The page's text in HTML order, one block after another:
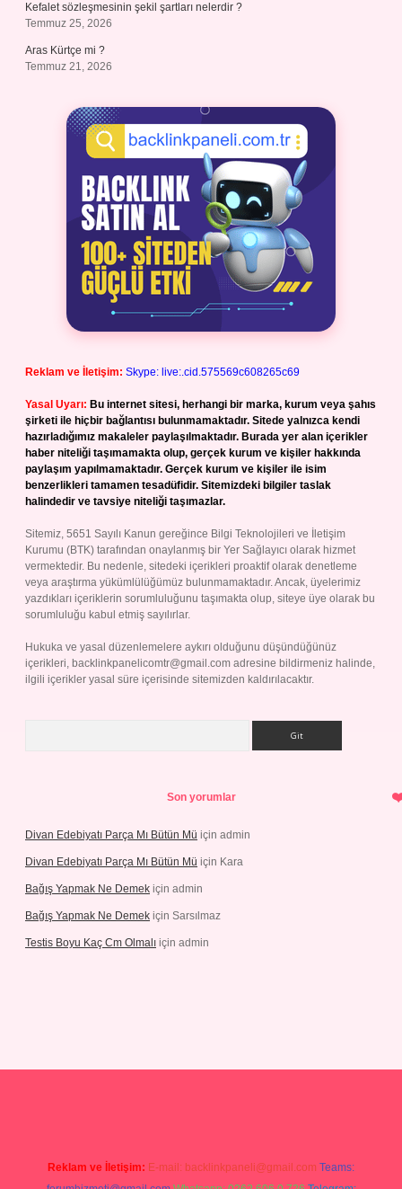
Kefalet sözleşmesinin şekil şartları nelerdir ?
Temmuz 25, 2026
Aras Kürtçe mi ?
Temmuz 21, 2026
Reklam ve İletişim: Skype: live:.cid.575569c608265c69
Yasal Uyarı: Bu internet sitesi, herhangi bir marka, kurum veya şahıs
şirketi ile hiçbir bağlantısı bulunmamaktadır. Sitede yalnızca kendi
hazırladığımız makaleler paylaşılmaktadır. Burada yer alan içerikler
haber niteliği taşımamakta olup, gerçek kurum ve kişiler hakkında
paylaşım yapılmamaktadır. Gerçek kurum ve kişiler ile isim
benzerlikleri tamamen tesadüfidir. Sitemizdeki bilgiler taslak
halindedir ve tavsiye niteliği taşımazlar.
Sitemiz, 5651 Sayılı Kanun gereğince Bilgi Teknolojileri ve İletişim
Kurumu (BTK) tarafından onaylanmış bir Yer Sağlayıcı olarak hizmet
vermektedir. Bu nedenle, sitedeki içerikleri proaktif olarak denetleme
veya araştırma yükümlülüğümüz bulunmamaktadır. Ancak, üyelerimiz
yazdıkları içeriklerin sorumluluğunu taşımakta olup, siteye üye olarak bu
sorumluluğu kabul etmiş sayılırlar.
Hukuka ve yasal düzenlemelere aykırı olduğunu düşündüğünüz
içerikleri, backlinkpanelicomtr@gmail.com adresine bildirmeniz halinde,
ilgili içerikler yasal süre içerisinde sitemizden kaldırılacaktır.
Son yorumlar
Divan Edebiyatı Parça Mı Bütün Mü için admin
Divan Edebiyatı Parça Mı Bütün Mü için Kara
Bağış Yapmak Ne Demek için admin
Bağış Yapmak Ne Demek için Sarsılmaz
Testis Boyu Kaç Cm Olmalı için admin
Reklam ve İletişim: E-mail: backlinkpaneli@gmail.com Teams: